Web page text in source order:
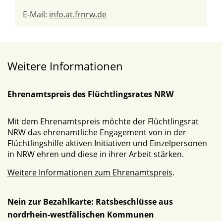
E-Mail: info.at.frnrw.de
Weitere Informationen
Ehrenamtspreis des Flüchtlingsrates NRW
Mit dem Ehrenamtspreis möchte der Flüchtlingsrat
NRW das ehrenamtliche Engagement von in der
Flüchtlingshilfe aktiven Initiativen und Einzelpersonen
in NRW ehren und diese in ihrer Arbeit stärken.
Weitere Informationen zum Ehrenamtspreis.
Nein zur Bezahlkarte: Ratsbeschlüsse aus
nordrhein-westfälischen Kommunen